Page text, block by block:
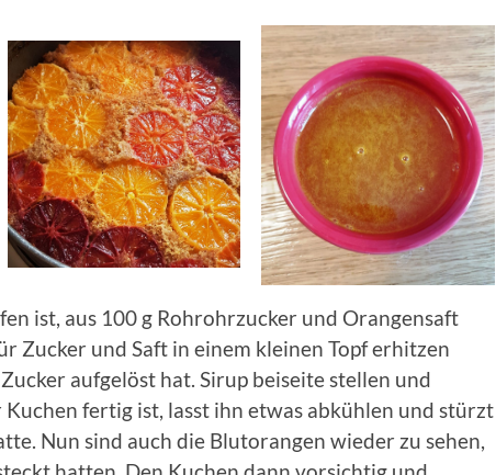
ist, aus 100 g Rohrohrzucker und Orangensaft
Zucker und Saft in einem kleinen Topf erhitzen
aufgelöst hat. Sirup beiseite stellen und
Kuchen fertig ist, lasst ihn etwas abkühlen und stürzt
Nun sind auch die Blutorangen wieder zu sehen,